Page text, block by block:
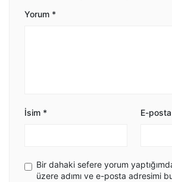
Yorum *
İsim * E-posta
Bir dahaki sefere yorum
üzere adımı ve e-posta adresimi